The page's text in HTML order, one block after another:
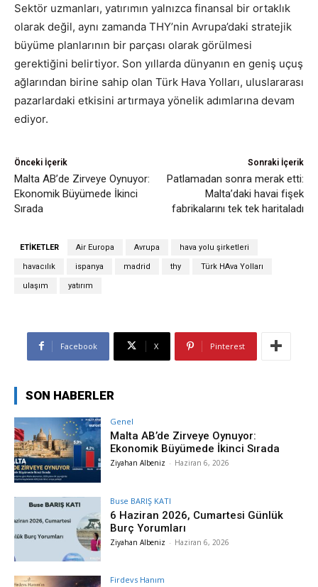
Sektör uzmanları, yatırımın yalnızca finansal bir ortaklık
olarak değil, aynı zamanda THY’nin Avrupa’daki stratejik
büyüme planlarının bir parçası olarak görülmesi
gerektiğini belirtiyor. Son yıllarda dünyanın en geniş uçuş
ağlarından birine sahip olan Türk Hava Yolları, uluslararası
pazarlardaki etkisini artırmaya yönelik adımlarına devam
ediyor.
Önceki İçerik
Malta AB’de Zirveye Oynuyor:
Ekonomik Büyümede İkinci
Sırada
Sonraki İçerik
Patlamadan sonra merak etti:
Malta’daki havai fişek
fabrikalarını tek tek haritaladı
ETIKETLER Air Europa Avrupa hava yolu şirketleri
havacılık ispanya madrid thy Türk HAva Yolları
ulaşım yatırım
Facebook X Pinterest
SON HABERLER
Genel
Malta AB’de Zirveye Oynuyor:
Ekonomik Büyümede İkinci Sırada
Ziyahan Albeniz - Haziran 6, 2026
Buse BARIŞ KATI
6 Haziran 2026, Cumartesi Günlük
Burç Yorumları
Ziyahan Albeniz - Haziran 6, 2026
Firdevs Hanım